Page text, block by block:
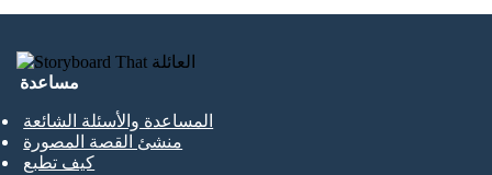
مساعدة
المساعدة والأسئلة الشائعة
منشئ القصة المصورة
كيف تطبع